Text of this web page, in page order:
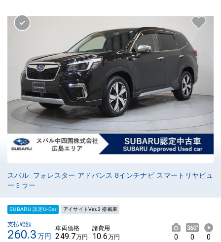
スバル フォレスター アドバンス 8インチナビ スマートリヤビュ
ーミラー
SUBARU 認定U-Car アイサイトVer.3 搭載車
支払総額
260.3万円
車両価格
249.7万円
諸費用
10.6万円 0 0 0